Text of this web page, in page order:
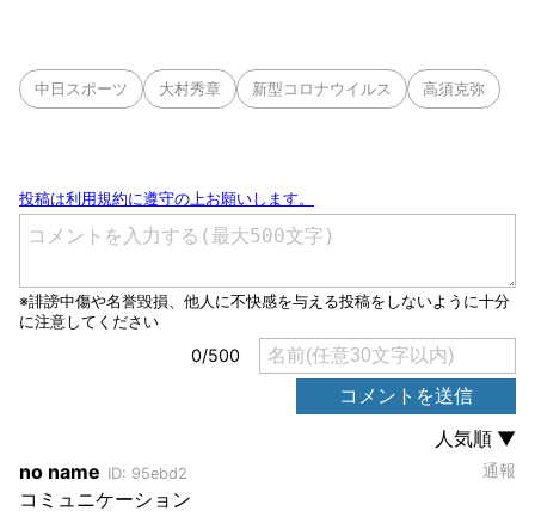
中日スポーツ 大村秀章 新型コロナウイルス 高須克弥